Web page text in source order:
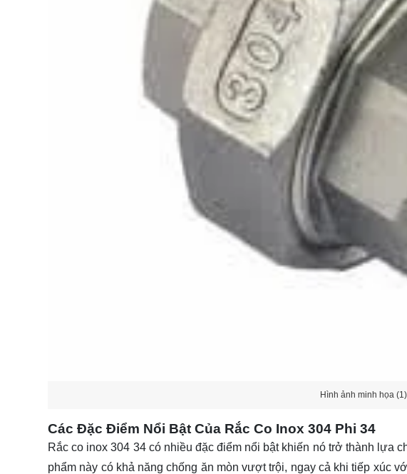
Hình ảnh minh họa (1)
Các Đặc Điểm Nổi Bật Của Rắc Co Inox 304 Phi 34
Rắc co inox 304 34 có nhiều đặc điểm nổi bật khiến nó trở thành lựa
phẩm này có khả năng chống ăn mòn vượt trội, ngay cả khi tiếp xúc